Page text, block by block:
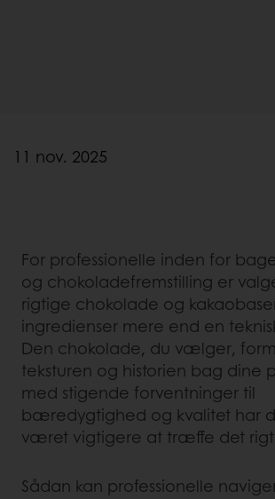
11 nov. 2025
For professionelle inden for
og chokoladefremstilling er
rigtige chokolade og
ingredienser mere end en
Den chokolade, du vælger,
teksturen og historien bag dine
med stigende forventninger til
bæredygtighed og kvalitet har
været vigtigere at træffe det
Sådan kan professionelle